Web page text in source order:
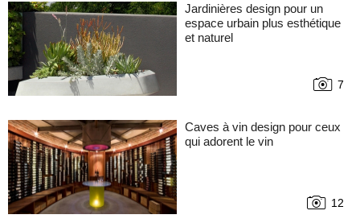
Jardinières design pour un
espace urbain plus esthétique
et naturel
7
Caves à vin design pour ceux
qui adorent le vin
12